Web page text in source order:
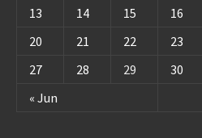
« Jun
13
14 15 16
20
21 22 23
27
28 29 30